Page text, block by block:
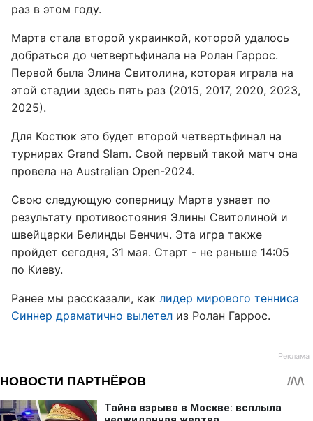
раз в этом году.
Марта стала второй украинкой, которой удалось
добраться до четвертьфинала на Ролан Гаррос.
Первой была Элина Свитолина, которая играла на
этой стадии здесь пять раз (2015, 2017, 2020, 2023,
2025).
Для Костюк это будет второй четвертьфинал на
турнирах Grand Slam. Свой первый такой матч она
провела на Australian Open-2024.
Свою следующую соперницу Марта узнает по
результату противостояния Элины Свитолиной и
швейцарки Белинды Бенчич. Эта игра также
пройдет сегодня, 31 мая. Старт - не раньше 14:05
по Киеву.
Ранее мы рассказали, как лидер мирового тенниса
Синнер драматично вылетел из Ролан Гаррос.